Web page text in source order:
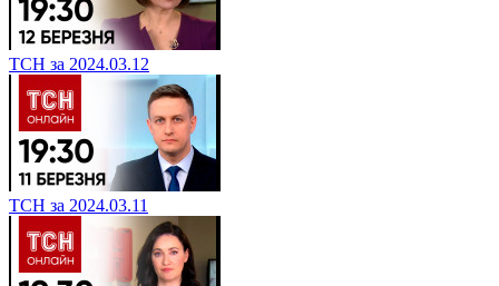
ТСН за 2024.03.12
ТСН за 2024.03.11